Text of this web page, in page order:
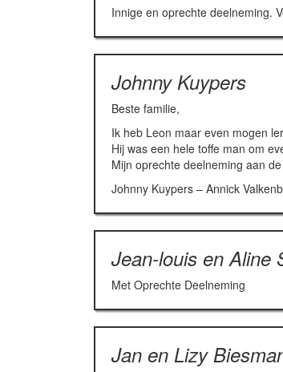
Innige en oprechte deelneming.
Johnny Kuypers
Beste familie,
Ik heb Leon maar even mogen
Hij was een hele toffe man om
Mijn oprechte deelneming aan
Johnny Kuypers – Annick
Jean-louis en Aline
Met Oprechte Deelneming
Jan en Lizy